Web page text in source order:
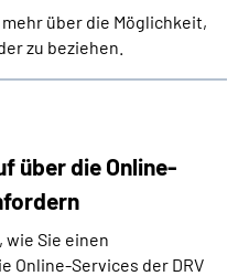
über die Möglichkeit,
zu beziehen.
über die Online-
wie Sie einen
Online-Services der DRV